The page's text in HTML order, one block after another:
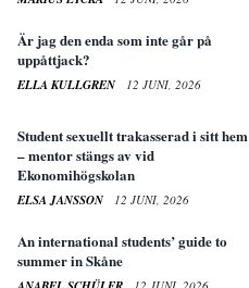
Är jag den enda som inte går på
uppåttjack?
ELLA KULLGREN 12 JUNI, 2026
Student sexuellt trakasserad i sitt hem
– mentor stängs av vid
Ekonomihögskolan
ELSA JANSSON 12 JUNI, 2026
An international students’ guide to
summer in Skåne